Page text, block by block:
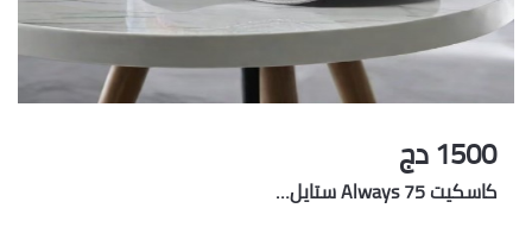
1500 دج
كاسكيت Always 75 ستايل…